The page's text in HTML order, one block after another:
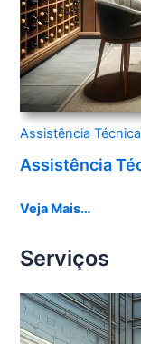
Assistência
Assistência
Veja Mais…
Serviços